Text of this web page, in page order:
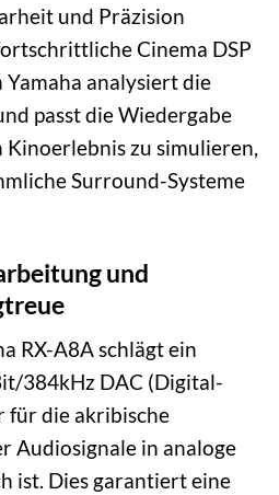
und Präzision
Cinema DSP
analysiert die
passt die Wiedergabe
Kinoerlebnis zu simulieren,
Surround-Systeme
und
RX-A8A schlägt ein
384kHz DAC (Digital-
für die akribische
Audiosignale in analoge
ist. Dies garantiert eine